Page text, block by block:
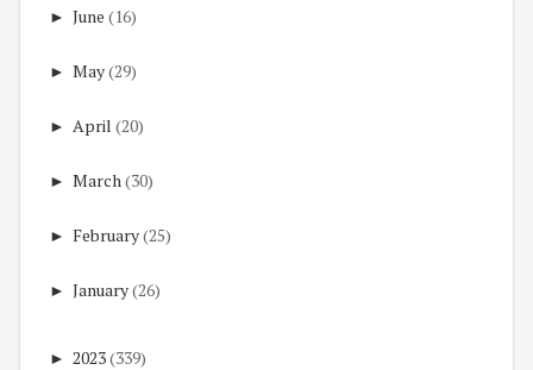
► June (16)
► May(29)
► April (20)
► March(30)
► February(25)
► January(26)
► 2023(339)